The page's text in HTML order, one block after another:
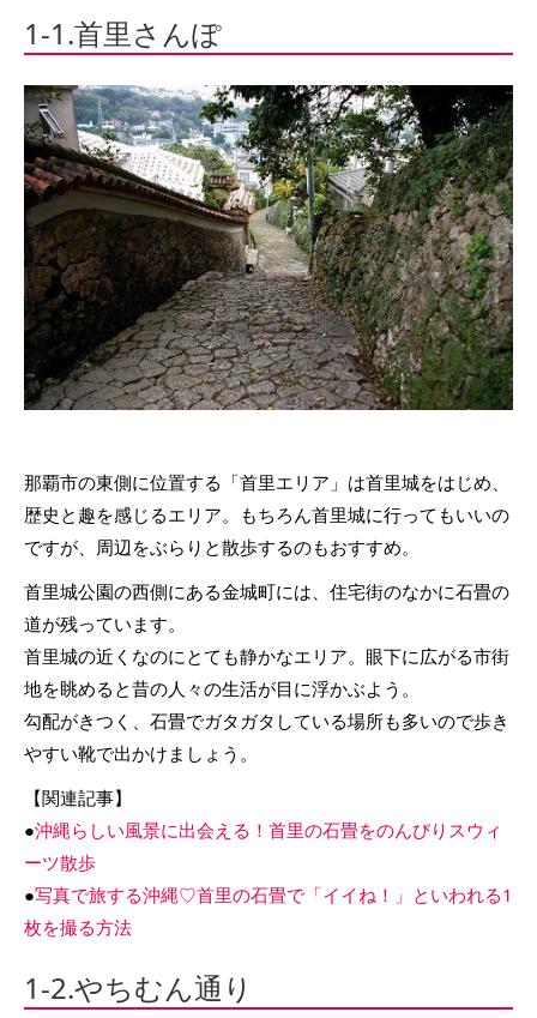
1-1.首里さんぽ
那覇市の東側に位置する「首里エリア」は首里城をはじめ、
歴史と趣を感じるエリア。もちろん首里城に行ってもいいの
ですが、周辺をぶらりと散歩するのもおすすめ。
首里城公園の西側にある金城町には、住宅街のなかに石畳の
道が残っています。
首里城の近くなのにとても静かなエリア。眼下に広がる市街
地を眺めると昔の人々の生活が目に浮かぶよう。
勾配がきつく、石畳でガタガタしている場所も多いので歩き
やすい靴で出かけましょう。
【関連記事】
●沖縄らしい風景に出会える！首里の石畳をのんびりスウィ
ーツ散歩
●写真で旅する沖縄♡首里の石畳で「イイね！」といわれる1
枚を撮る方法
1-2.やちむん通り